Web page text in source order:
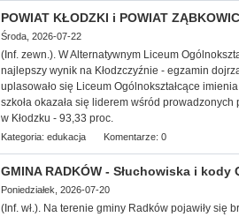
POWIAT KŁODZKI i POWIAT
Środa, 2026-07-22
(Inf. zewn.). W Alternatywnym Liceum
najlepszy wynik na Kłodzczyźnie - egzamin
uplasowało się Liceum Ogólnokształcące
szkoła okazała się liderem wśród
w Kłodzku - 93,33 proc.
Kategoria: edukacja Komentarze: 0
GMINA RADKÓW - Słuchowiska i
Poniedziałek, 2026-07-20
(Inf. wł.). Na terenie gminy Radków pojawiły się